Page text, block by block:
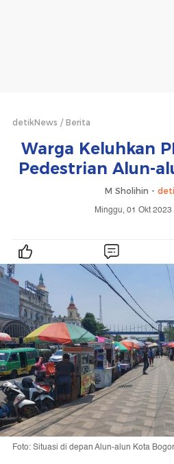
detikNews Berita
Warga Keluhkan
Pedestrian Alun-
M Sholihin -
Minggu, 01 Okt
Foto: Situasi di depan Alun-alun Kota